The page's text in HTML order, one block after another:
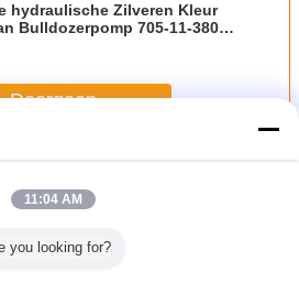
hydraulische Zilveren Kleur
Bulldozerpomp 705-11-38010
Doorgaan
KOMATSU
11:04 AM
you looking for?